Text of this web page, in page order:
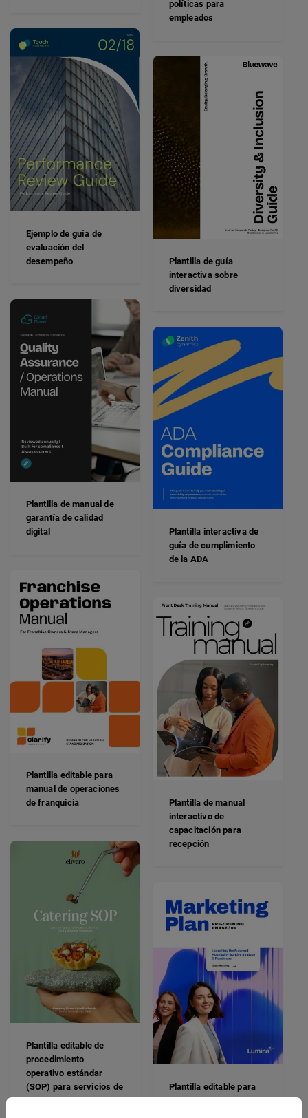
políticas para
empleados
Ejemplo de guía de
evaluación del
desempeño
Plantilla de guía
interactiva sobre
diversidad
Plantilla de manual de
garantía de calidad
digital
Plantilla interactiva de
guía de cumplimiento
de la ADA
Plantilla editable para
manual de operaciones
de franquicia
Plantilla de manual
interactivo de
capacitación para
recepción
Plantilla editable de
procedimiento
operativo estándar
(SOP) para servicios de
catering
Plantilla editable para
plan de marketing de